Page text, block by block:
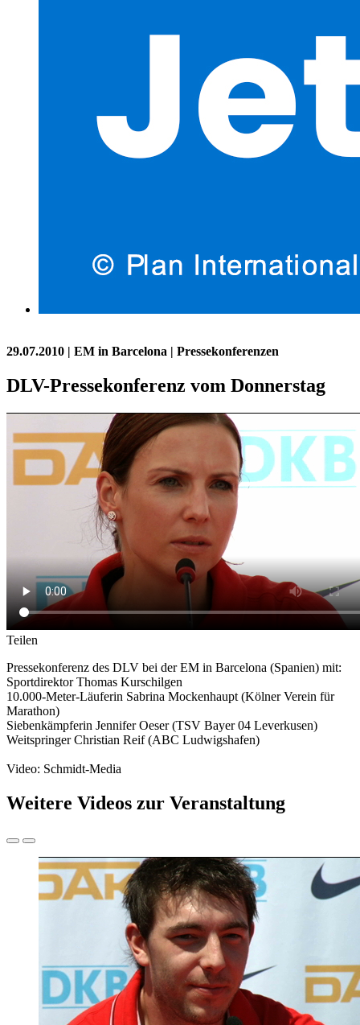
29.07.2010 | EM in Barcelona | Pressekonferenzen
DLV-Pressekonferenz vom Donnerstag
Teilen
Pressekonferenz des DLV bei der EM in Barcelona (Spanien) mit:
Sportdirektor Thomas Kurschilgen
10.000-Meter-Läuferin Sabrina Mockenhaupt (Kölner Verein für
Marathon)
Siebenkämpferin Jennifer Oeser (TSV Bayer 04 Leverkusen)
Weitspringer Christian Reif (ABC Ludwigshafen)
Video: Schmidt-Media
Weitere Videos zur Veranstaltung